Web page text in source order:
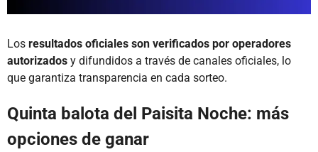
Los resultados oficiales son verificados por operadores
autorizados y difundidos a través de canales oficiales, lo
que garantiza transparencia en cada sorteo.
Quinta balota del Paisita Noche: más
opciones de ganar